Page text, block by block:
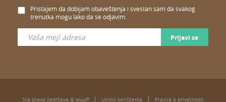
Pristajem da dobijam obaveštenja i svestan sam da svakog
trenutka mogu lako da se odjavim.
Prijavi se
Sva prava zadržava © wuuff Uslovi korišćenja Pravila o privatnosti